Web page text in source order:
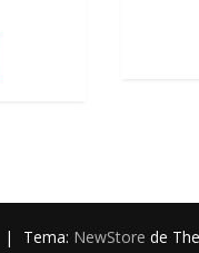
| Tema: NewStore de